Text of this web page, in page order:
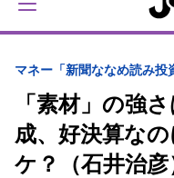
マネー 「新聞ななめ読み
「素材」の強
成、好決算な
ケ？（石井治彦